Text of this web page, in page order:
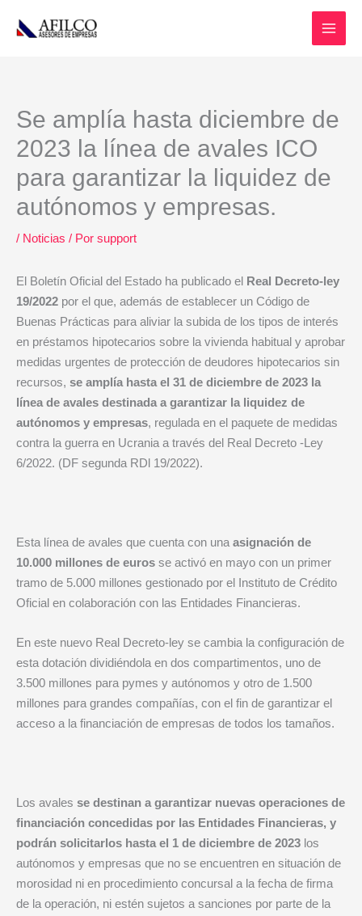
Se amplía hasta diciembre de
2023 la línea de avales ICO
para garantizar la liquidez de
autónomos y empresas.
/ Noticias / Por support
El Boletín Oficial del Estado ha publicado el Real Decreto-ley
19/2022 por el que, además de establecer un Código de
Buenas Prácticas para aliviar la subida de los tipos de interés
en préstamos hipotecarios sobre la vivienda habitual y aprobar
medidas urgentes de protección de deudores hipotecarios sin
recursos, se amplía hasta el 31 de diciembre de 2023 la
línea de avales destinada a garantizar la liquidez de
autónomos y empresas, regulada en el paquete de medidas
contra la guerra en Ucrania a través del Real Decreto -Ley
6/2022. (DF segunda RDl 19/2022).
Esta línea de avales que cuenta con una asignación de
10.000 millones de euros se activó en mayo con un primer
tramo de 5.000 millones gestionado por el Instituto de Crédito
Oficial en colaboración con las Entidades Financieras.
En este nuevo Real Decreto-ley se cambia la configuración de
esta dotación dividiéndola en dos compartimentos, uno de
3.500 millones para pymes y autónomos y otro de 1.500
millones para grandes compañías, con el fin de garantizar el
acceso a la financiación de empresas de todos los tamaños.
Los avales se destinan a garantizar nuevas operaciones de
financiación concedidas por las Entidades Financieras, y
podrán solicitarlos hasta el 1 de diciembre de 2023 los
autónomos y empresas que no se encuentren en situación de
morosidad ni en procedimiento concursal a la fecha de firma
de la operación, ni estén sujetos a sanciones por parte de la